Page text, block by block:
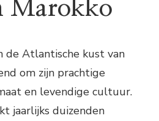
Marokko
de Atlantische kust van
om zijn prachtige
en levendige cultuur.
jaarlijks duizenden